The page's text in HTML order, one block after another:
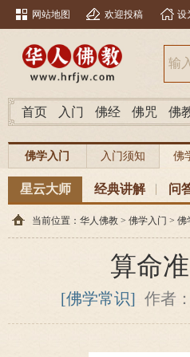
网站地图 欢迎投稿 设
首页 入门 佛经 佛咒 佛
佛学入门 入门须知 佛
星云大师 经典讲解 问
当前位置： 华人佛教 > 佛学入门 > 佛
算命
[佛学常识] 作者